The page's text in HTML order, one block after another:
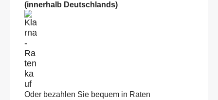
(innerhalb Deutschlands)
Oder bezahlen Sie bequem in Raten